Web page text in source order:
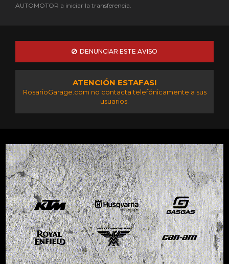
AUTOMOTOR a iniciar la transferencia.
DENUNCIAR ESTE AVISO
ATENCIÓN ESTAFAS!
RosarioGarage.com no contacta telefónicamente a sus
usuarios.